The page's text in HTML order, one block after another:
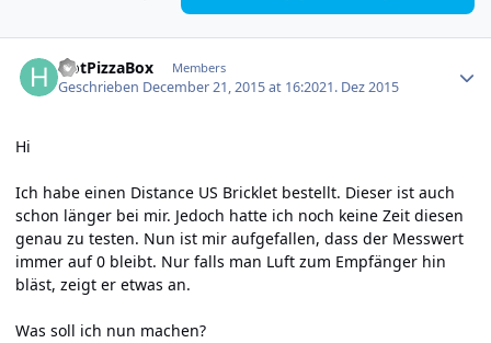
HotPizzaBox Members
Geschrieben December 21, 2015 at 16:2021. Dez 2015
Hi
Ich habe einen Distance US Bricklet bestellt. Dieser ist auch
schon länger bei mir. Jedoch hatte ich noch keine Zeit diesen
genau zu testen. Nun ist mir aufgefallen, dass der Messwert
immer auf 0 bleibt. Nur falls man Luft zum Empfänger hin
bläst, zeigt er etwas an.
Was soll ich nun machen?